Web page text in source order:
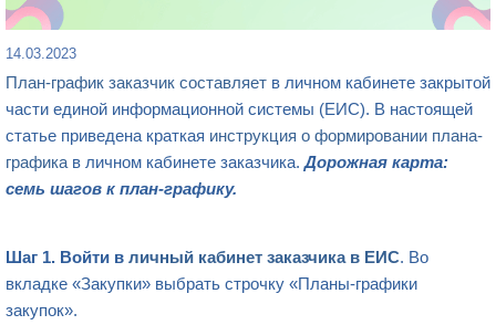
14.03.2023
План-график заказчик составляет в личном кабинете закрытой
части единой информационной системы (ЕИС). В настоящей
статье приведена краткая инструкция о формировании плана-
графика в личном кабинете заказчика.Дорожная карта:
семь шагов к план-графику.
Шаг 1. Войти в личный кабинет заказчика в ЕИС. Во
вкладке «Закупки» выбрать строчку «Планы-графики
закупок».